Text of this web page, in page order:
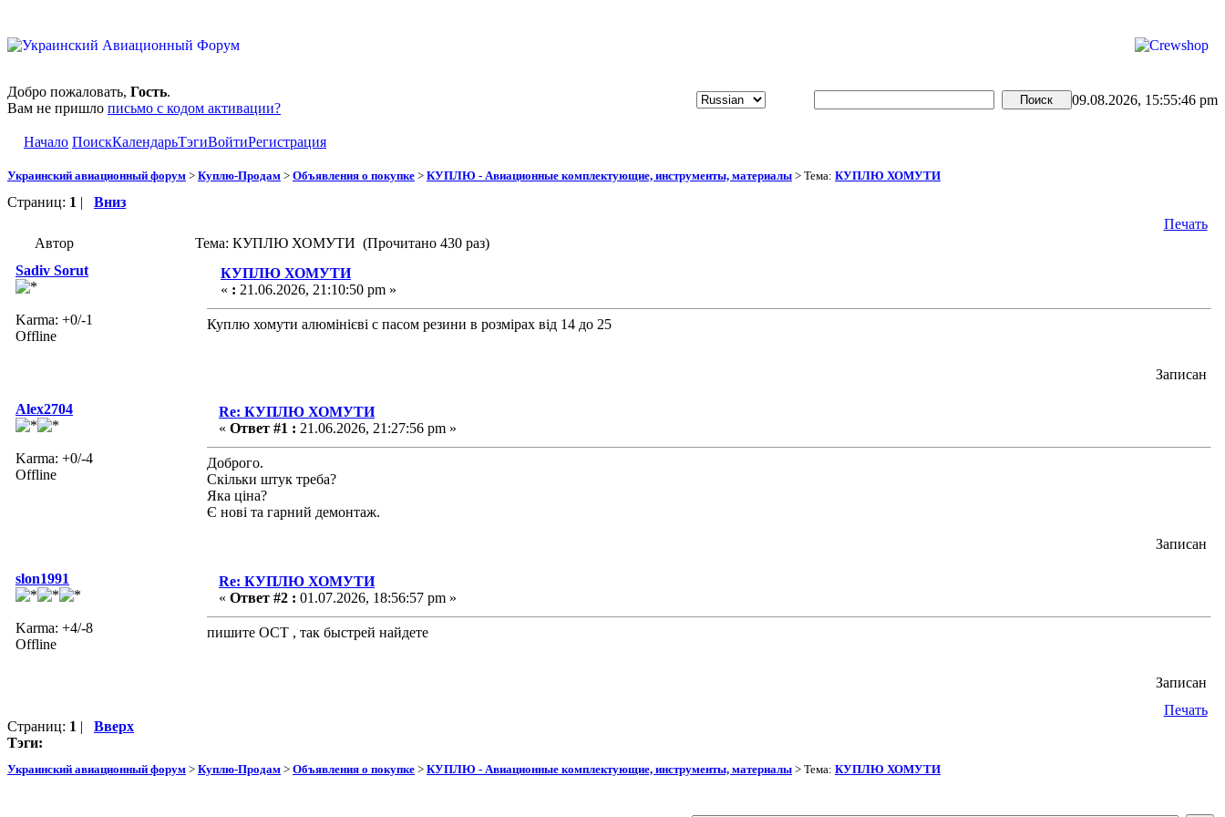
Добро пожаловать, Гость.
Вам не пришло письмо с кодом активации?
09.08.2026, 15:55:46 pm
Начало ПоискКалендарьТэгиВойтиРегистрация
Украинский авиационный форум > Куплю-Продам > Объявления о покупке > КУПЛЮ - Авиационные комплектующие, инструменты, материалы > Тема: КУПЛЮ ХОМУТИ
Страниц: 1 | Вниз
Печать
Автор
Тема: КУПЛЮ ХОМУТИ (Прочитано 430 раз)
Sadiv Sorut
Karma: +0/-1
Offline
КУПЛЮ ХОМУТИ
« : 21.06.2026, 21:10:50 pm »
Куплю хомути алюмінієві с пасом резини в розмірах від 14 до 25
Записан
Alex2704
Karma: +0/-4
Offline
Re: КУПЛЮ ХОМУТИ
« Ответ #1 : 21.06.2026, 21:27:56 pm »
Доброго.
Скільки штук треба?
Яка ціна?
Є нові та гарний демонтаж.
Записан
slon1991
Karma: +4/-8
Offline
Re: КУПЛЮ ХОМУТИ
« Ответ #2 : 01.07.2026, 18:56:57 pm »
пишите ОСТ , так быстрей найдете
Записан
Печать
Страниц: 1 | Вверх
Тэги:
Украинский авиационный форум > Куплю-Продам > Объявления о покупке > КУПЛЮ - Авиационные комплектующие, инструменты, материалы > Тема: КУПЛЮ ХОМУТИ